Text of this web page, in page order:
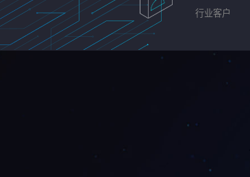
行业客户